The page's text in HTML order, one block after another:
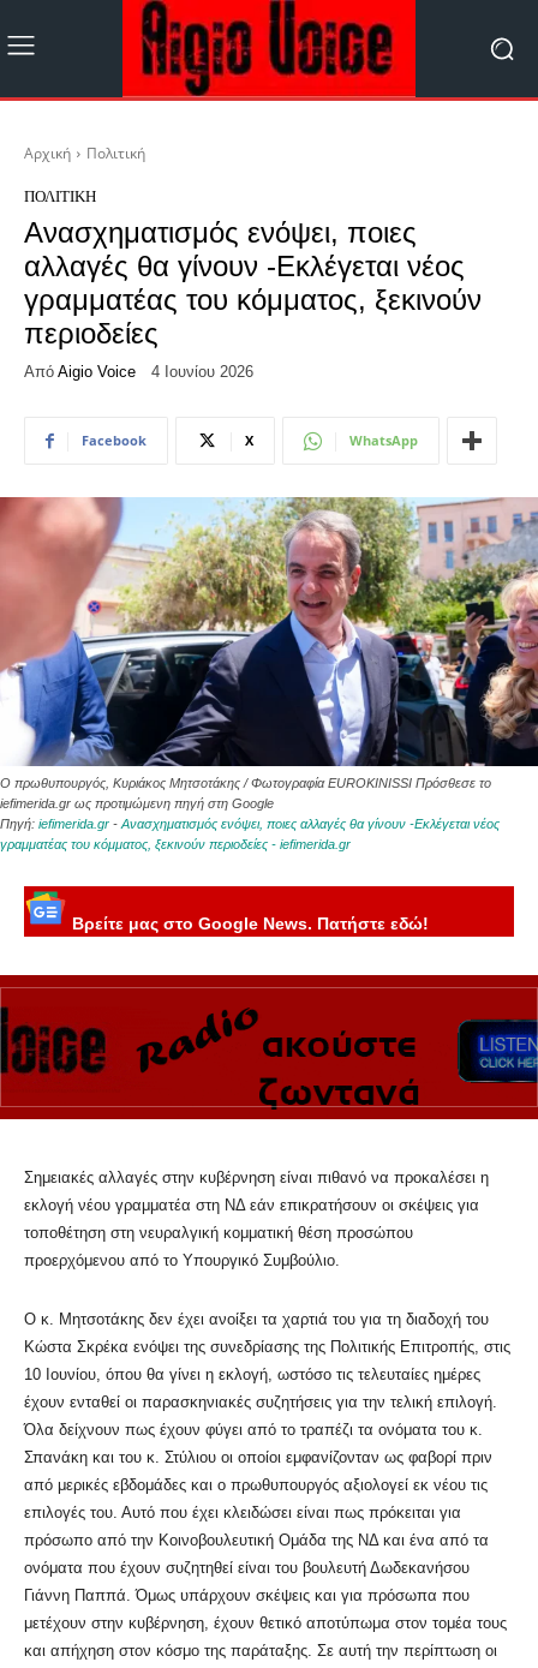
Αρχική Πολιτική
ΠΟΛΙΤΙΚΉ
Ανασχηματισμός ενόψει, ποιες
αλλαγές θα γίνουν -Εκλέγεται νέος
γραμματέας του κόμματος, ξεκινούν
περιοδείες
Από Aigio Voice 4 Ιουνίου 2026
Facebook X WhatsApp
Ο πρωθυπουργός, Κυριάκος Μητσοτάκης / Φωτογραφία EUROKINISSI Πρόσθεσε το
iefimerida.gr ως προτιμώμενη πηγή στη Google
Πηγή: iefimerida.gr - Ανασχηματισμός ενόψει, ποιες αλλαγές θα γίνουν -Εκλέγεται νέος
γραμματέας του κόμματος, ξεκινούν περιοδείες - iefimerida.gr
Βρείτε μας στο Google News. Πατήστε εδώ!
Σημειακές αλλαγές στην κυβέρνηση είναι πιθανό να προκαλέσει η
εκλογή νέου γραμματέα στη ΝΔ εάν επικρατήσουν οι σκέψεις για
τοποθέτηση στη νευραλγική κομματική θέση προσώπου
προερχόμενου από το Υπουργικό Συμβούλιο.
Ο κ. Μητσοτάκης δεν έχει ανοίξει τα χαρτιά του για τη διαδοχή του
Κώστα Σκρέκα ενόψει της συνεδρίασης της Πολιτικής Επιτροπής, στις
10 Ιουνίου, όπου θα γίνει η εκλογή, ωστόσο τις τελευταίες ημέρες
έχουν ενταθεί οι παρασκηνιακές συζητήσεις για την τελική επιλογή.
Όλα δείχνουν πως έχουν φύγει από το τραπέζι τα ονόματα του κ.
Σπανάκη και του κ. Στύλιου οι οποίοι εμφανίζονταν ως φαβορί πριν
από μερικές εβδομάδες και ο πρωθυπουργός αξιολογεί εκ νέου τις
επιλογές του. Αυτό που έχει κλειδώσει είναι πως πρόκειται για
πρόσωπο από την Κοινοβουλευτική Ομάδα της ΝΔ και ένα από τα
ονόματα που έχουν συζητηθεί είναι του βουλευτή Δωδεκανήσου
Γιάννη Παππά. Όμως υπάρχουν σκέψεις και για πρόσωπα που
μετέχουν στην κυβέρνηση, έχουν θετικό αποτύπωμα στον τομέα τους
και απήχηση στον κόσμο της παράταξης. Σε αυτή την περίπτωση οι